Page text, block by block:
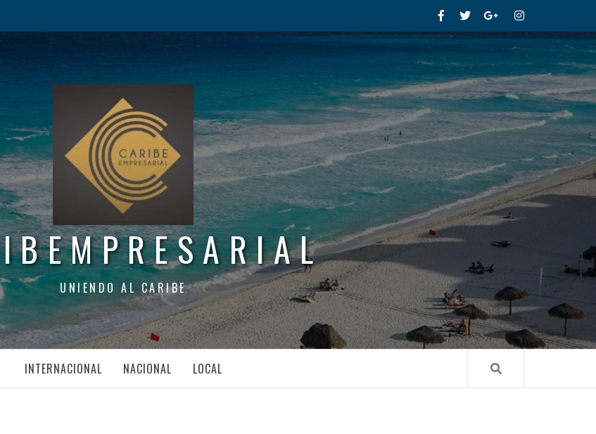
FacebookTwitterGoogle+Instagram
UNIENDO AL CARIBE
INTERNACIONAL NACIONAL LOCAL